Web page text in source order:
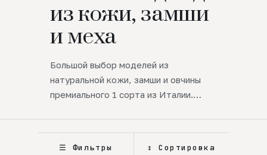
из кожи, замши
и меха
Большой выбор моделей из
натуральной кожи, замши и овчины
премиального 1 сорта из Италии.
☰ Фильтры ↕ Сортировка